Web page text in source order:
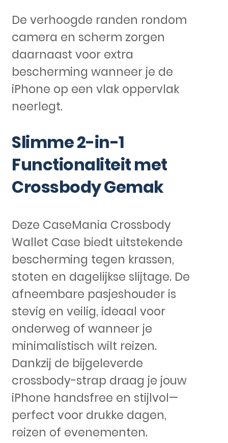
De verhoogde randen rondom
camera en scherm zorgen
daarnaast voor extra
bescherming wanneer je de
iPhone op een vlak oppervlak
neerlegt.
Slimme 2-in-1
Functionaliteit met
Crossbody Gemak
Deze CaseMania Crossbody
Wallet Case biedt uitstekende
bescherming tegen krassen,
stoten en dagelijkse slijtage. De
afneembare pasjeshouder is
stevig en veilig, ideaal voor
onderweg of wanneer je
minimalistisch wilt reizen.
Dankzij de bijgeleverde
crossbody-strap draag je jouw
iPhone handsfree en stijlvol—
perfect voor drukke dagen,
reizen of evenementen.